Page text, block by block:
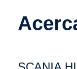
Carrera